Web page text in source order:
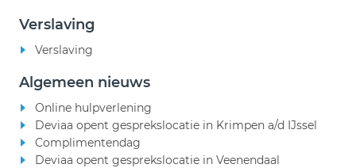
Verslaving
Verslaving
Algemeen nieuws
Online hulpverlening
Deviaa opent gesprekslocatie in Krimpen a/d IJssel
Complimentendag
Deviaa opent gesprekslocatie in Veenendaal